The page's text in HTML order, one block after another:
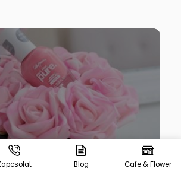
Blog Cafe & Flower